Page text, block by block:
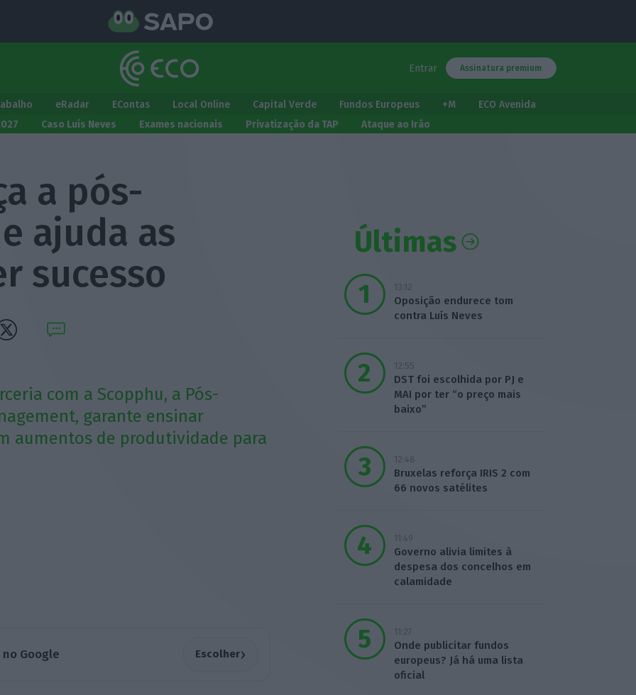
Entrar Assinatura premium
eRadar EContas Local Online Capital Verde Fundos Europeus +M
ECO Avenida
Caso Luís Neves Exames nacionais Privatização da TAP Ataque ao Irão
a pós-
ajuda as
sucesso
com a Scopphu, a Pós-
garante ensinar
aumentos de produtividade para
Google Escolher›
Últimas
13:12
Oposição endurece tom
contra Luís Neves
12:55
DST foi escolhida por PJ e
MAI por ter “o preço mais
baixo”
12:48
Bruxelas reforça IRIS 2 com
66 novos satélites
11:49
Governo alivia limites à
despesa dos concelhos em
calamidade
11:27
Onde publicitar fundos
europeus? Já há uma lista
oficial